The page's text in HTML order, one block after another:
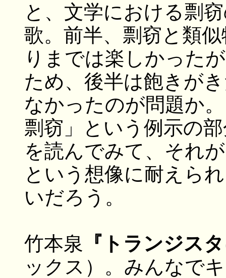
と、文学における剽
歌。前半、剽窃と類
りまでは楽しかった
ため、後半は飽きが
なかったのが問題か
剽窃」という例示の
を読んでみて、それ
という想像に耐えら
いだろう。
竹本泉
『トランジス
ックス）。みんなで